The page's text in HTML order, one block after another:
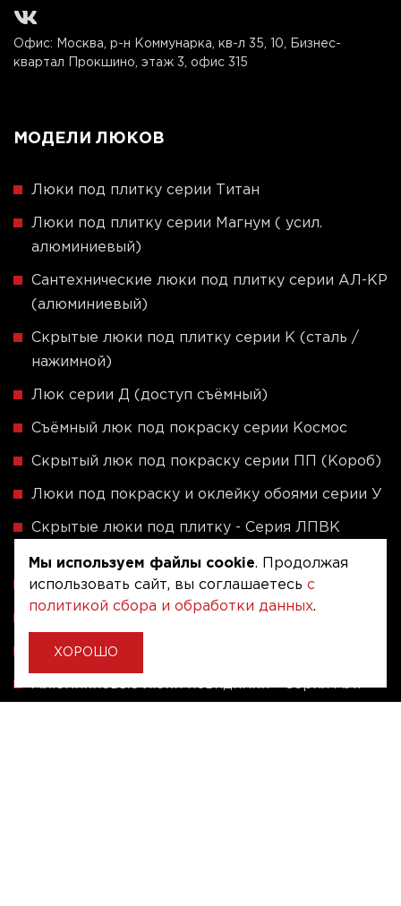
Офис: Москва, р-н Коммунарка, кв-л 35, 10, Бизнес-
квартал Прокшино, этаж 3, офис 315
МОДЕЛИ ЛЮКОВ
Люки под плитку серии Титан
Люки под плитку серии Магнум ( усил.
алюминиевый)
Сантехнические люки под плитку серии АЛ-КР
(алюминиевый)
Скрытые люки под плитку серии K (сталь /
нажимной)
Люк серии Д (доступ съёмный)
Съёмный люк под покраску серии Космос
Скрытый люк под покраску серии ПП (Короб)
Люки под покраску и оклейку обоями серии У
Скрытые люки под плитку - Серия ЛПВК
Ревизионные люки серии A (сталь / присоска)
Рассчитать люк по индивидуальным размерам
Алюминиевые люки невидимки - Серия АЛР
Мы используем файлы cookie. Продолжая
использовать сайт, вы соглашаетесь с
политикой сбора и обработки данных.
ХОРОШО